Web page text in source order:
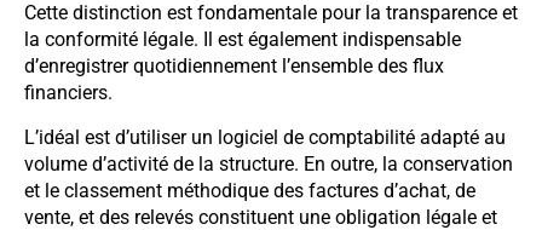
Cette distinction est fondamentale pour la transparence et
la conformité légale. Il est également indispensable
d’enregistrer quotidiennement l’ensemble des flux
financiers.
L’idéal est d’utiliser un logiciel de comptabilité adapté au
volume d’activité de la structure. En outre, la conservation
et le classement méthodique des factures d’achat, de
vente, et des relevés constituent une obligation légale et